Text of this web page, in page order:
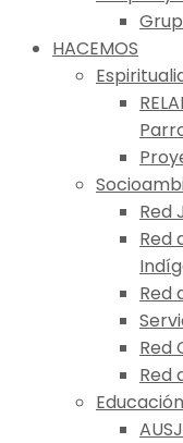
HACEMOS
Red
Red
Red
Red
Red
Educación